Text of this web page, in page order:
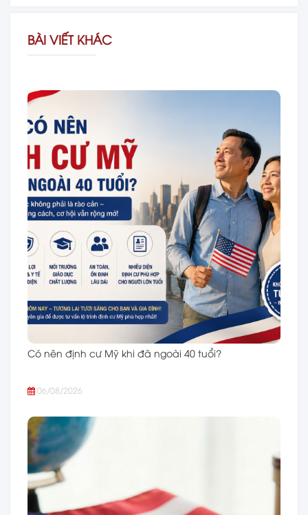
BÀI VIẾT KHÁC
Có nên định cư Mỹ khi đã ngoài 40 tuổi?
06/08/2026